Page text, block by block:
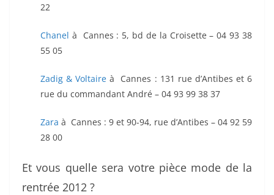
22
Chanel à Cannes : 5, bd de la Croisette – 04 93 38
55 05
Zadig & Voltaire à Cannes : 131 rue d’Antibes et 6
rue du commandant André – 04 93 99 38 37
Zara à Cannes : 9 et 90-94, rue d’Antibes – 04 92 59
28 00
Et vous quelle sera votre pièce mode de la
rentrée 2012 ?